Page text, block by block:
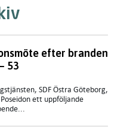
efter branden
53
SDF Östra Göteborg,
ett uppföljande